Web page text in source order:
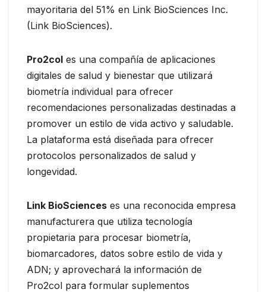
mayoritaria del 51% en Link BioSciences Inc.
(Link BioSciences).
Pro2col es una compañía de aplicaciones
digitales de salud y bienestar que utilizará
biometría individual para ofrecer
recomendaciones personalizadas destinadas a
promover un estilo de vida activo y saludable.
La plataforma está diseñada para ofrecer
protocolos personalizados de salud y
longevidad.
Link BioSciences es una reconocida empresa
manufacturera que utiliza tecnología
propietaria para procesar biometría,
biomarcadores, datos sobre estilo de vida y
ADN; y aprovechará la información de
Pro2col para formular suplementos